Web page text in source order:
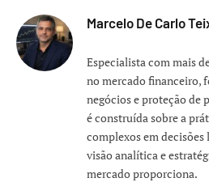
Marcelo De Carlo
Especialista com mais
no mercado financeiro,
negócios e proteção
é construída sobre a
complexos em
visão analítica e
mercado proporciona.